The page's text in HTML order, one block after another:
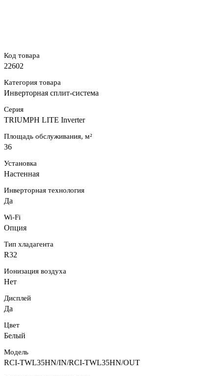
Код товара
22602
Категория товара
Инверторная сплит-система
Серия
TRIUMPH LITE Inverter
Площадь обслуживания, м²
36
Установка
Настенная
Инверторная технология
Да
Wi-Fi
Опция
Тип хладагента
R32
Ионизация воздуха
Нет
Дисплей
Да
Цвет
Белый
Модель
RCI-TWL35HN/IN/RCI-TWL35HN/OUT